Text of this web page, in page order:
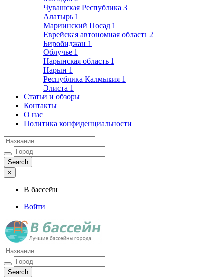
Чувашская Республика 3
Алатырь 1
Мариинский Посад 1
Еврейская автономная область 2
Биробиджан 1
Облучье 1
Нарынская область 1
Нарын 1
Республика Калмыкия 1
Элиста 1
Статьи и обзоры
Контакты
О нас
Политика конфиденциальности
×
В бассейн
Войти
Лучшие бассейны города